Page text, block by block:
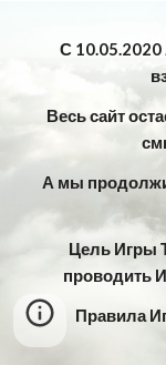
С 10.05.2020
Весь сайт
А мы
Цель Игры
проводить
Правила